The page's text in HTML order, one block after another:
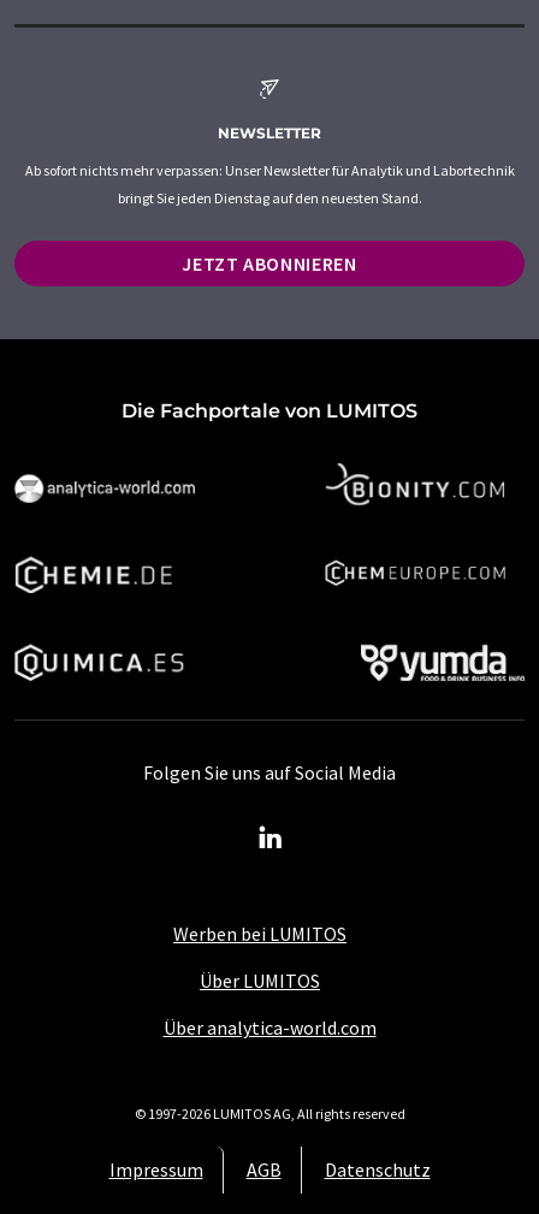
NEWSLETTER
Ab sofort nichts mehr verpassen: Unser Newsletter für Analytik und Labortechnik
bringt Sie jeden Dienstag auf den neuesten Stand.
JETZT ABONNIEREN
Die Fachportale von LUMITOS
Werben bei LUMITOS
Über LUMITOS
Über analytica-world.com
Impressum AGB Datenschutz
Folgen Sie uns auf Social Media
© 1997-2026 LUMITOS AG, All rights reserved